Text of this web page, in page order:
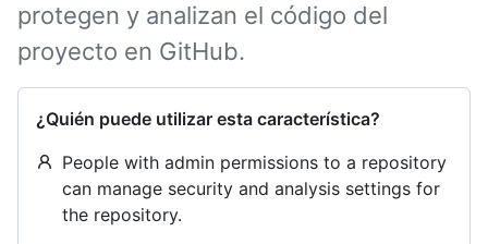
protegen y analizan el código del
proyecto en GitHub.
¿Quién puede utilizar esta característica?
People with admin permissions to a repository
can manage security and analysis settings for
the repository.